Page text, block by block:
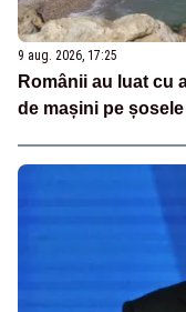
9 aug. 2026, 17:25
Românii au luat cu
de mașini pe șosele